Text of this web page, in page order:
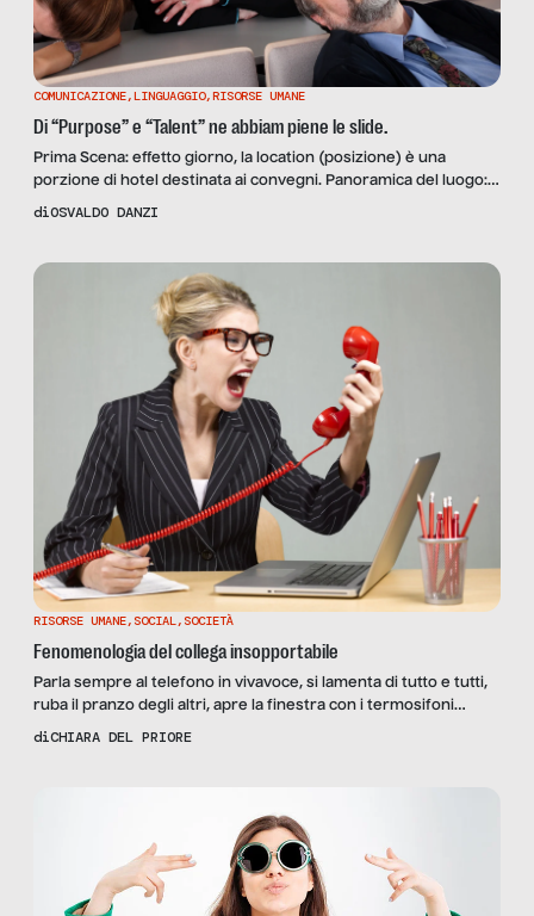
COMUNICAZIONE,LINGUAGGIO,RISORSE UMANE
Di “Purpose” e “Talent” ne abbiam piene le slide.
Prima Scena: effetto giorno, la location (posizione) è una
porzione di hotel destinata ai convegni. Panoramica del luogo:
ampia sala popolata da stand di vario genere in cui su rollup
“welfare”, training”… La telecamera stringe il campo ed entra in
diOSVALDO DANZI
RISORSE UMANE, SOCIAL, SOCIETÀ
Fenomenologia del collega insopportabile
Parla sempre al telefono in vivavoce, si lamenta di tutto e tutti,
ruba il pranzo degli altri, apre la finestra con i termosifoni
accesi, indossa troppo profumo. Sono solo alcune delle
diCHIARA DEL PRIORE